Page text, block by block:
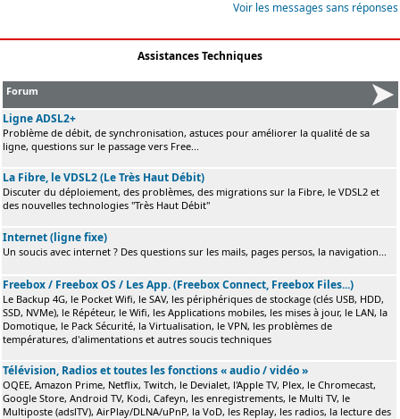
Voir les messages sans réponses
Assistances Techniques
Forum
Ligne ADSL2+
Problème de débit, de synchronisation, astuces pour améliorer la qualité de sa
ligne, questions sur le passage vers Free...
La Fibre, le VDSL2 (Le Très Haut Débit)
Discuter du déploiement, des problèmes, des migrations sur la Fibre, le VDSL2 et
des nouvelles technologies "Très Haut Débit"
Internet (ligne fixe)
Un soucis avec internet ? Des questions sur les mails, pages persos, la navigation...
Freebox / Freebox OS / Les App. (Freebox Connect, Freebox Files...)
Le Backup 4G, le Pocket Wifi, le SAV, les périphériques de stockage (clés USB, HDD,
SSD, NVMe), le Répéteur, le Wifi, les Applications mobiles, les mises à jour, le LAN, la
Domotique, le Pack Sécurité, la Virtualisation, le VPN, les problèmes de
températures, d'alimentations et autres soucis techniques
Télévision, Radios et toutes les fonctions « audio / vidéo »
OQEE, Amazon Prime, Netflix, Twitch, le Devialet, l'Apple TV, Plex, le Chromecast,
Google Store, Android TV, Kodi, Cafeyn, les enregistrements, le Multi TV, le
Multiposte (adslTV), AirPlay/DLNA/uPnP, la VoD, les Replay, les radios, la lecture des